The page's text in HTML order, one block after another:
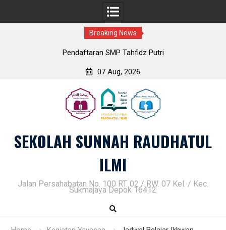
Breaking News
Pendaftaran SMP Tahfidz Putri
07 Aug, 2026
SEKOLAH SUNNAH RAUDHATUL
ILMI
Jalan Persahabatan No. 100 RT. 02 / RW. 07 Kel. / Kec.
Sukmajaya Depok 16412